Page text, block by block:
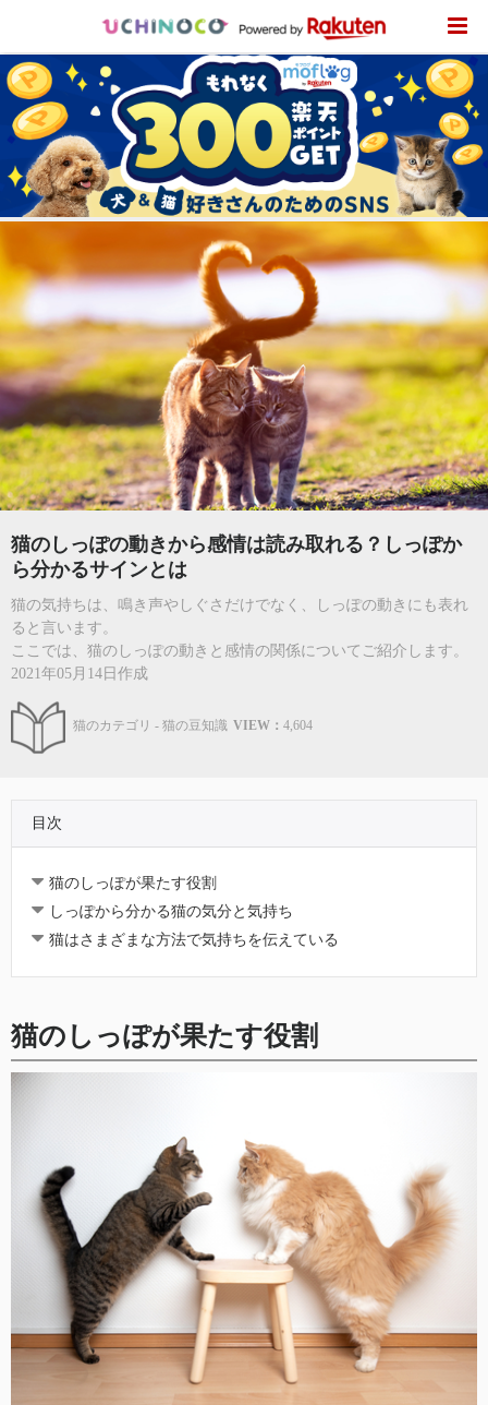
猫のしっぽの動きから感情は読み取れる？しっぽか
ら分かるサインとは
猫の気持ちは、鳴き声やしぐさだけでなく、しっぽの動きにも表れ
ると言います。
ここでは、猫のしっぽの動きと感情の関係についてご紹介します。
2021年05月14日作成
猫のカテゴリ - 猫の豆知識 VIEW： 4,604
目次
猫のしっぽが果たす役割
しっぽから分かる猫の気分と気持ち
猫はさまざまな方法で気持ちを伝えている
猫のしっぽが果たす役割